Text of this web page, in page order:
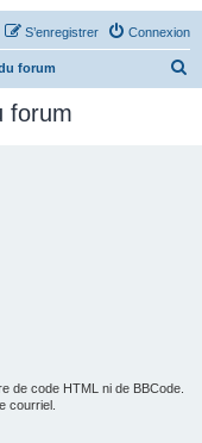
Connexion
S’enregistrer
forum
forum
de code HTML ni de BBCode.
courriel.